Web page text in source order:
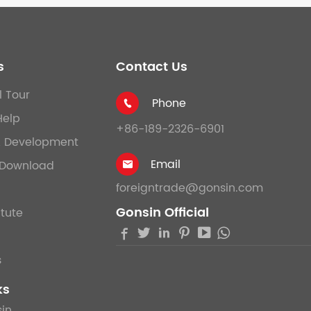
Tour
Development
Contact Us

Phone
+86-189-2326-6901

Email
foreigntrade@gonsin.com
Gonsin Official
    